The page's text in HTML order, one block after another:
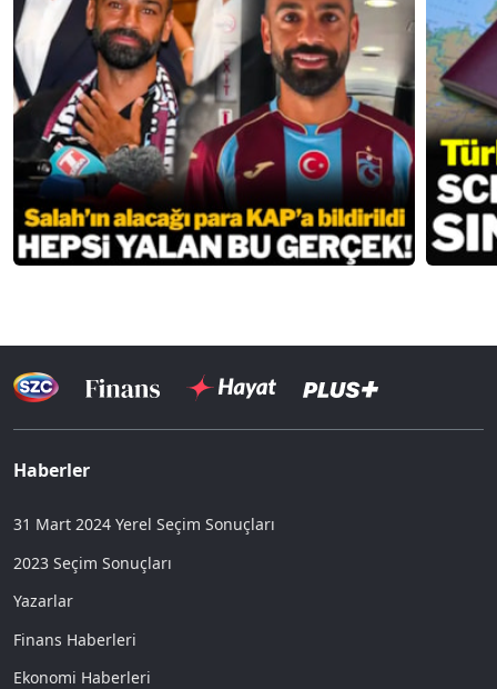
Haberler
31 Mart 2024 Yerel Seçim Sonuçları
2023 Seçim Sonuçları
Yazarlar
Finans Haberleri
Ekonomi Haberleri